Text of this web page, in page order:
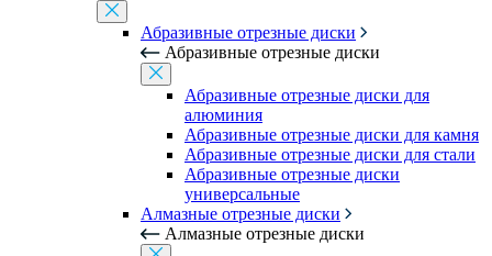
Абразивные отрезные диски
Абразивные отрезные диски
Абразивные отрезные диски для
алюминия
Абразивные отрезные диски для камня
Абразивные отрезные диски для стали
Абразивные отрезные диски
универсальные
Алмазные отрезные диски
Алмазные отрезные диски